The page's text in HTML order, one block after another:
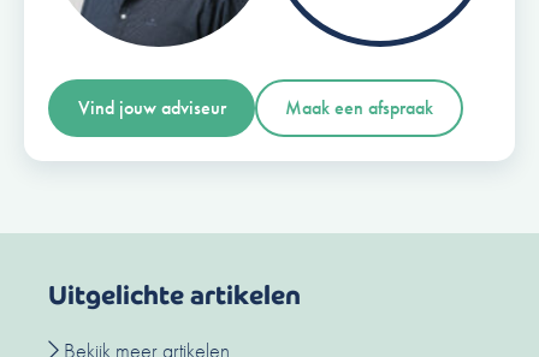
Vind jouw adviseur Maak een afspraak
Uitgelichte artikelen
Bekijk meer artikelen